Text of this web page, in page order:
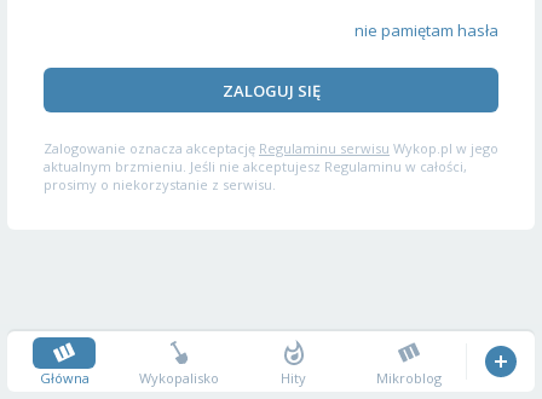
nie pamiętam hasła
ZALOGUJ SIĘ
Zalogowanie oznacza akceptację Regulaminu serwisu Wykop.pl w jego
aktualnym brzmieniu. Jeśli nie akceptujesz Regulaminu w całości,
prosimy o niekorzystanie z serwisu.
Główna Wykopalisko Hity Mikroblog